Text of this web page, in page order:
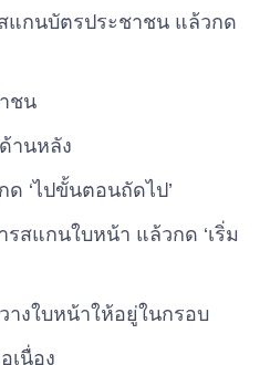
แกนบัตรประชาชน แล้วกด
ชน
านหลัง
‘ไปขั้นตอนถัดไป’
สแกนใบหน้า แล้วกด ‘เริ่ม
งใบหน้าให้อยู่ในกรอบ
เนื่อง